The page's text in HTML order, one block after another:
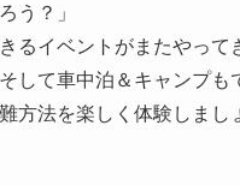
う？」
るイベントがまたやって
して車中泊＆キャンプも
方法を楽しく体験しまし